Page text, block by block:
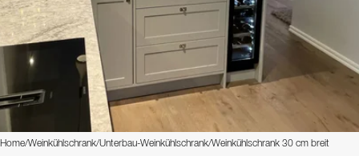
Home/Weinkühlschrank/Unterbau-Weinkühlschrank/Weinkühlschrank 30 cm breit